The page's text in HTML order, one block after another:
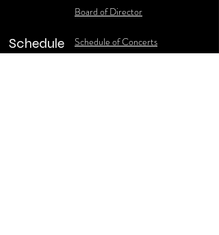
Board of Director
Schedule
Schedule of Concerts